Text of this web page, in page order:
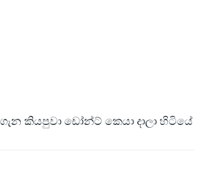
කියපුවා ඩෝන්ට් කෙයා දාලා හිටියේ